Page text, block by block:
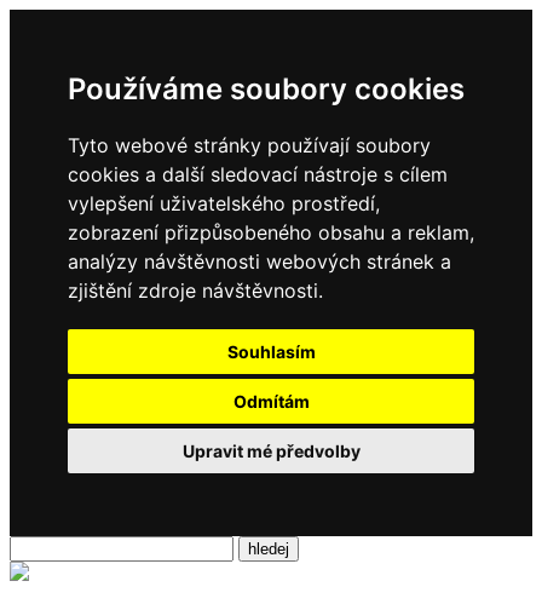
Používáme soubory cookies
Tyto webové stránky používají soubory
cookies a další sledovací nástroje s cílem
vylepšení uživatelského prostředí,
zobrazení přizpůsobeného obsahu a reklam,
analýzy návštěvnosti webových stránek a
zjištění zdroje návštěvnosti.
Souhlasím
Odmítám
Upravit mé předvolby